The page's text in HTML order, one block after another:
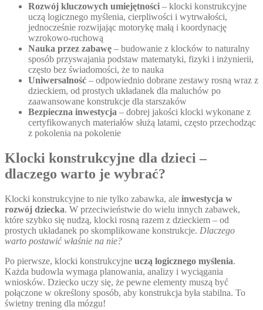
Rozwój kluczowych umiejętności – klocki konstrukcyjne
uczą logicznego myślenia, cierpliwości i wytrwałości,
jednocześnie rozwijając motorykę małą i koordynację
wzrokowo-ruchową
Nauka przez zabawę – budowanie z klocków to naturalny
sposób przyswajania podstaw matematyki, fizyki i inżynierii,
często bez świadomości, że to nauka
Uniwersalność – odpowiednio dobrane zestawy rosną wraz z
dzieckiem, od prostych układanek dla maluchów po
zaawansowane konstrukcje dla starszaków
Bezpieczna inwestycja – dobrej jakości klocki wykonane z
certyfikowanych materiałów służą latami, często przechodząc
z pokolenia na pokolenie
Klocki konstrukcyjne dla dzieci –
dlaczego warto je wybrać?
Klocki konstrukcyjne to nie tylko zabawka, ale inwestycja w
rozwój dziecka. W przeciwieństwie do wielu innych zabawek,
które szybko się nudzą, klocki rosną razem z dzieckiem – od
prostych układanek po skomplikowane konstrukcje. Dlaczego
warto postawić właśnie na nie?
Po pierwsze, klocki konstrukcyjne uczą logicznego myślenia.
Każda budowla wymaga planowania, analizy i wyciągania
wniosków. Dziecko uczy się, że pewne elementy muszą być
połączone w określony sposób, aby konstrukcja była stabilna. To
świetny trening dla mózgu!